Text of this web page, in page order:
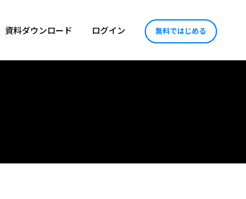
資料ダウンロード ログイン 無料ではじめる